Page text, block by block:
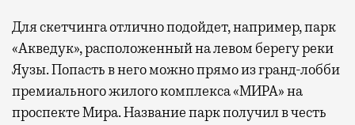
Для скетчинга отлично подойдет, например, парк
«Акведук», расположенный на левом берегу реки
Яузы. Попасть в него можно прямо из гранд-лобби
премиального жилого комплекса «МИРА» на
проспекте Мира. Название парк получил в честь